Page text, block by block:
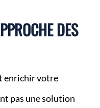
DES
enrichir votre
pas une solution